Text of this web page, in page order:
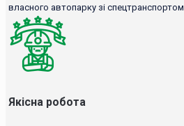
власного автопарку зі спецтранспортом.
Якісна робота